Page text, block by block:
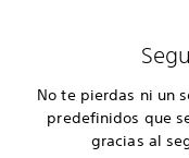
No te pierdas ni un
predefinidos que
gracias al